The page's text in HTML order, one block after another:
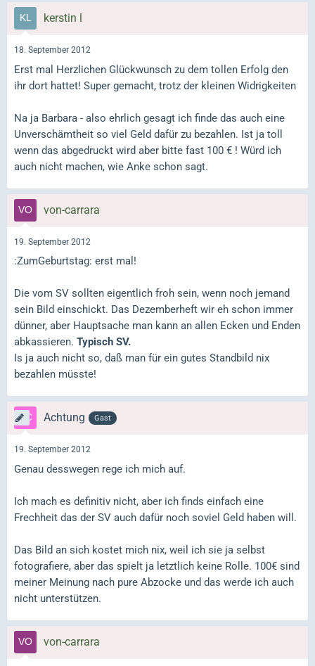
kerstin l
18. September 2012
Erst mal Herzlichen Glückwunsch zu dem tollen Erfolg den
ihr dort hattet! Super gemacht, trotz der kleinen Widrigkeiten
Na ja Barbara - also ehrlich gesagt ich finde das auch eine
Unverschämtheit so viel Geld dafür zu bezahlen. Ist ja toll
wenn das abgedruckt wird aber bitte fast 100 € ! Würd ich
auch nicht machen, wie Anke schon sagt.
von-carrara
19. September 2012
:ZumGeburtstag: erst mal!
Die vom SV sollten eigentlich froh sein, wenn noch jemand
sein Bild einschickt. Das Dezemberheft wir eh schon immer
dünner, aber Hauptsache man kann an allen Ecken und Enden
abkassieren. Typisch SV.
Is ja auch nicht so, daß man für ein gutes Standbild nix
bezahlen müsste!
Achtung Gast
19. September 2012
Genau desswegen rege ich mich auf.
Ich mach es definitiv nicht, aber ich finds einfach eine
Frechheit das der SV auch dafür noch soviel Geld haben will.
Das Bild an sich kostet mich nix, weil ich sie ja selbst
fotografiere, aber das spielt ja letztlich keine Rolle. 100€ sind
meiner Meinung nach pure Abzocke und das werde ich auch
nicht unterstützen.
von-carrara